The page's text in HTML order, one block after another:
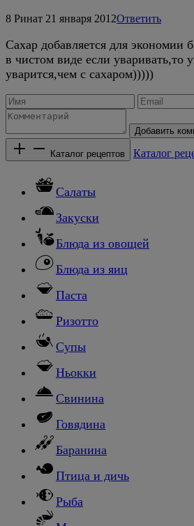
8 Ринат 21 января 2012Ответить
Сахар добавляется для экономии
в чистом виде если уваривать,то
уварится,чем с сахаром)))))
Добавить
Каталог рецептов Каталог
Салаты
Закуски
Блюда из овощей
Блюда из яиц
Паста
Ризотто
Супы
Ньокки
Свинина
Говядина
Баранина
Птица и дичь
Рыба